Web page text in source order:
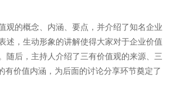
观的概念、内涵、要点，并介绍了知名企业
述，生动形象的讲解使得大家对于企业价值
随后，主持人介绍了三有价值观的来源、三
有价值内涵，为后面的讨论分享环节奠定了